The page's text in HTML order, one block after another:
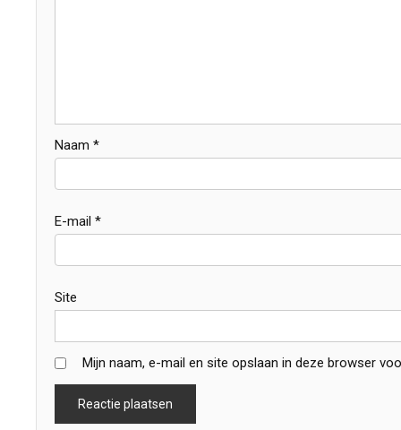
Naam *
E-mail *
Site
Mijn naam, e-mail en site opslaan in deze browser